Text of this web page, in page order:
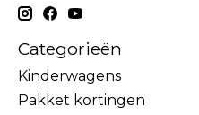
Categorieën
Kinderwagens
Pakket kortingen